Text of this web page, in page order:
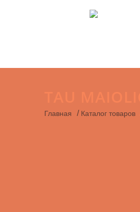
Главная / Каталог товаров